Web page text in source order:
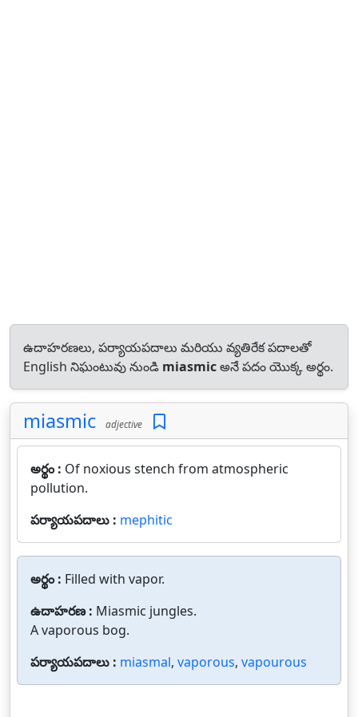
ఉదాహరణలు, పర్యాయపదాలు మరియు వ్యతిరేక పదాలతో
English నిఘంటువు నుండి miasmicఅనే పదం యొక్క అర్థం.
miasmic adjective
అర్థం : Of noxious stench from atmospheric
pollution.
పర్యాయపదాలు : mephitic
అర్థం : Filled with vapor.
ఉదాహరణ : Miasmic jungles.
A vaporous bog.
పర్యాయపదాలు : miasmal, vaporous, vapourous